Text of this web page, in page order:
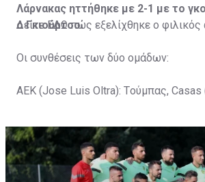
Λάρνακας ηττήθηκε με 2-1 με το
ο Γκιούρτσο.
ΔείτεΕΔΩπώς εξελίχθηκε ο
Οι συνθέσεις των δύο ομάδων:
ΑΕΚ (Jose Luis Oltra): Tούμπας, Casas
Gyurcso), Κaptoum (46' Καψής (65'
Tomovic), Aνδρέου (65' Angel) ,
Τζιωρτζής (65' Faraj), Κατελάρης